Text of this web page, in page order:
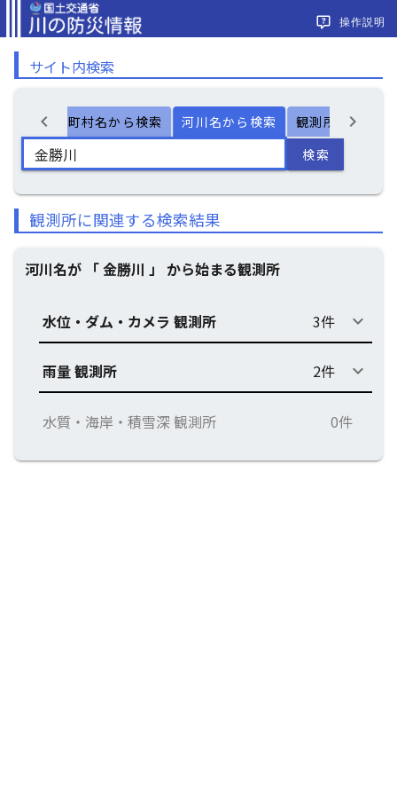
操作説明
サイト内検索
chevron_left 市町村名から検索 河川名から検索 観測所名から検
chevron_right
検索
観測所に関連する検索結果
河川名が 「 金勝川 」 から始まる観測所
水位・ダム・カメラ 観測所 3件 keyboard_arrow_down
雨量 観測所 2件 keyboard_arrow_down
水質・海岸・積雪深 観測所 0件